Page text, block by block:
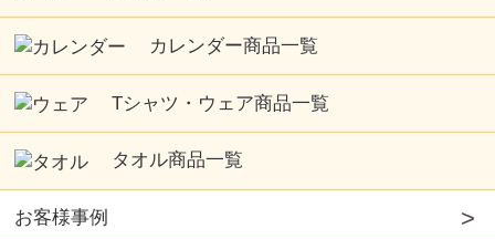
カレンダー商品一覧
Tシャツ・ウェア商品一覧
タオル商品一覧
お客様事例